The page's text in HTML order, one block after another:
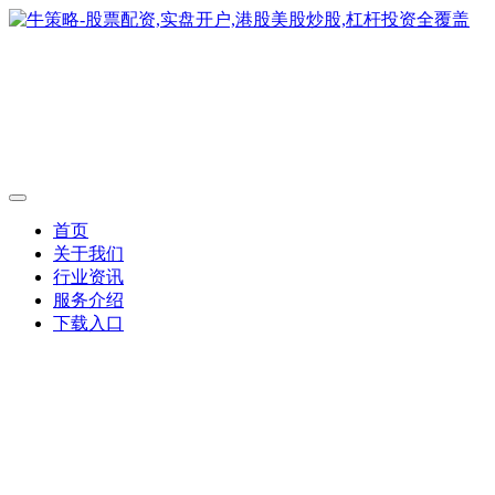
首页
关于我们
行业资讯
服务介绍
下载入口